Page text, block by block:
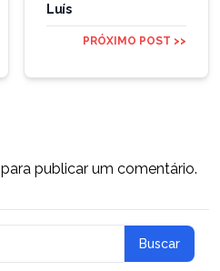
Luís
PRÓXIMO POST >>
para publicar um comentário.